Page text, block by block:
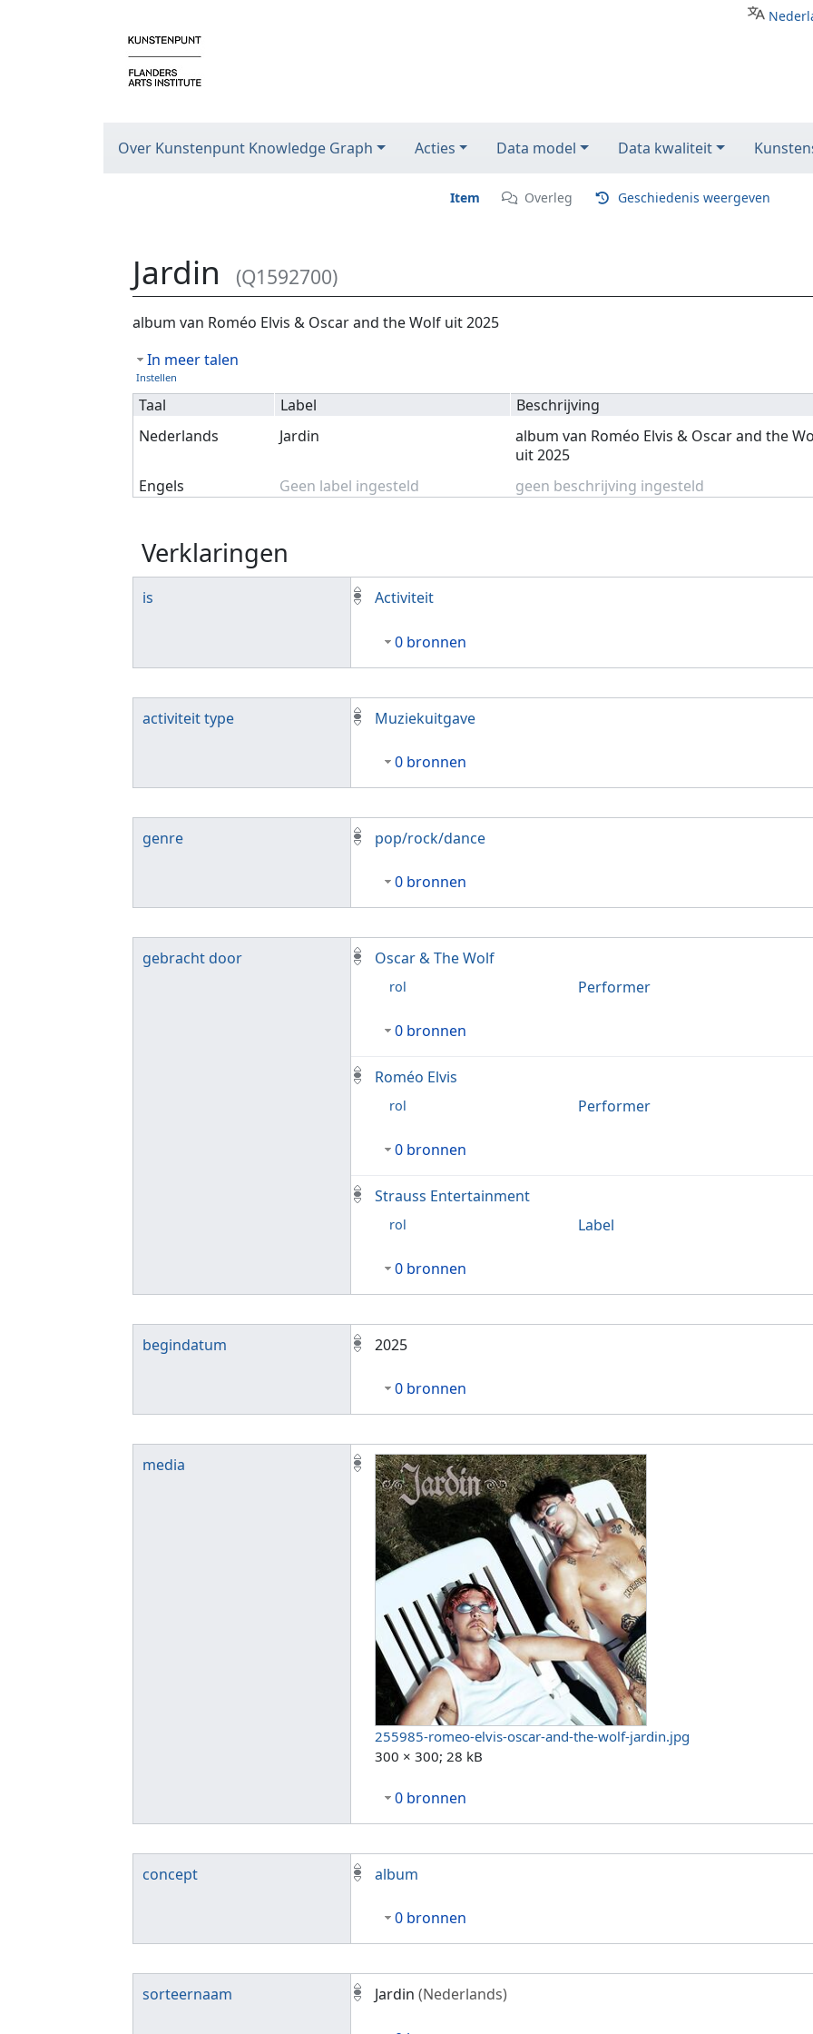
Over Kunstenpunt Knowledge Graph Acties Data model Data kwaliteit
Item Overleg Geschiedenis weergeven
Jardin (Q1592700)
Ga naar:navigatie, zoeken
album van Roméo Elvis & Oscar and the Wolf uit 2025
In meer talen
Instellen
Taal Label
Beschrijving
Nederlands
Jardin
album van Roméo Elvis & Oscar and the
uit 2025
Engels
Geen label ingesteld geen beschrijving ingesteld
Verklaringen
is Activiteit
0 bronnen
activiteit type Muziekuitgave
0 bronnen
genre pop/rock/dance
0 bronnen
gebracht door Oscar & The Wolf
rol Performer
0 bronnen
Roméo Elvis
rol Performer
0 bronnen
Strauss Entertainment
rol Label
0 bronnen
begindatum 2025
0 bronnen
media
255985-romeo-elvis-oscar-and-the-wolf-jardin.jpg
300 × 300; 28 kB
0 bronnen
concept album
0 bronnen
sorteernaam Jardin (Nederlands)